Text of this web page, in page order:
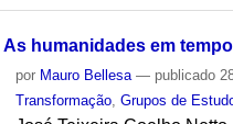
As humanidades em
por Mauro Bellesa — publicado
Transformação ,Grupos de